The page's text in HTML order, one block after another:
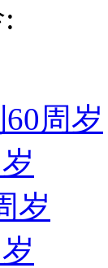
周岁
岁